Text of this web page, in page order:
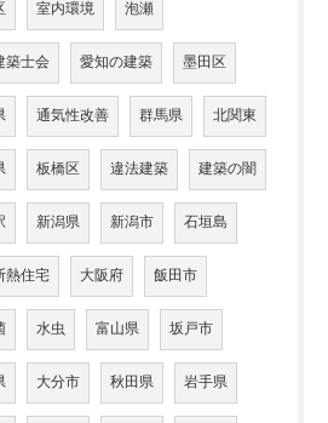
室内環境 泡瀬
築士会 愛知の建築 墨田区
通気性改善 群馬県 北関東
板橋区 違法建築 建築の闇
新潟県 新潟市 石垣島
熱住宅 大阪府 飯田市
水虫 富山県 坂戸市
大分市 秋田県 岩手県